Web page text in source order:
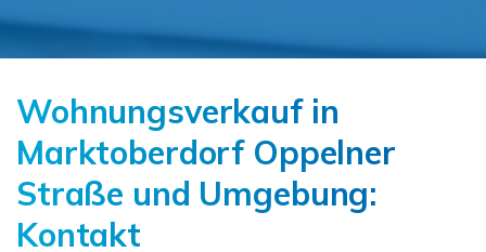
Wohnungsverkauf in
Marktoberdorf Oppelner
Straße und Umgebung:
Kontakt